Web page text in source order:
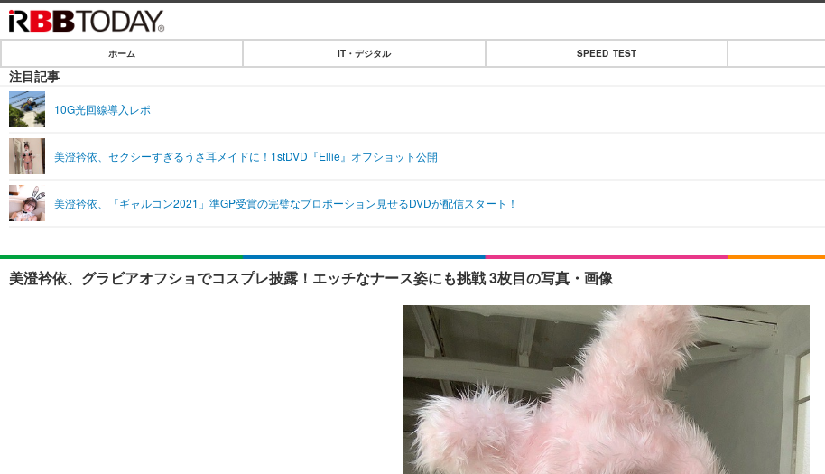
IT・デジタル
ショッピング
SPEED TEST
エンタメ
エンタメTOP
音楽
ライフ
ライフTOP
ペット
リリース一覧
ホーム IT・デジタル SPEED TEST
注目記事
10G光回線導入レポ
美澄衿依、セクシーすぎるうさ耳メイドに！1stDVD『Ellie』オフショット公開
美澄衿依、「ギャルコン2021」準GP受賞の完璧なプロポーション見せるDVDが配信スタート！
美澄衿依、グラビアオフショでコスプレ披露！エッチなナース姿にも挑戦 3枚目の写真・画像